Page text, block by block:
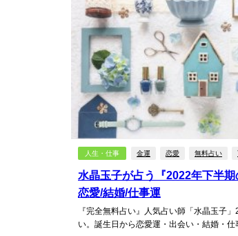
人生・仕事 金運 恋愛 無料占い
水晶玉子が占う『2022年下半
恋愛/結婚/仕事運
『完全無料占い』人気占い師「水晶玉子
い。誕生日から恋愛運・出会い・結婚・仕